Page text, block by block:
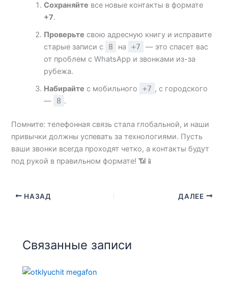
Сохраняйте все новые контакты в формате
+7.
Проверьте свою адресную книгу и исправите
старые записи с
8 на +7
— это спасет вас
от проблем с WhatsApp и звонками из-за
рубежа.
Набирайте с мобильного +7 , с городского
—
8 .
Помните: телефонная связь стала глобальной, и наши
привычки должны успевать за технологиями. Пусть
ваши звонки всегда проходят четко, а контакты будут
под рукой в правильном формате! 📶📱
НАЗАД ДАЛЕЕ
Связанные записи